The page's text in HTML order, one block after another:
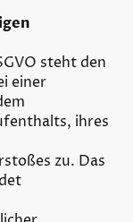
steht den
einer
ihres
zu. Das